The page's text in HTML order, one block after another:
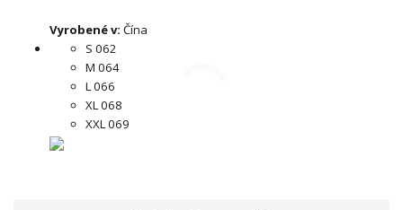
Vyrobené v: Čína
S 062
M 064
L 066
XL 068
XXL 069